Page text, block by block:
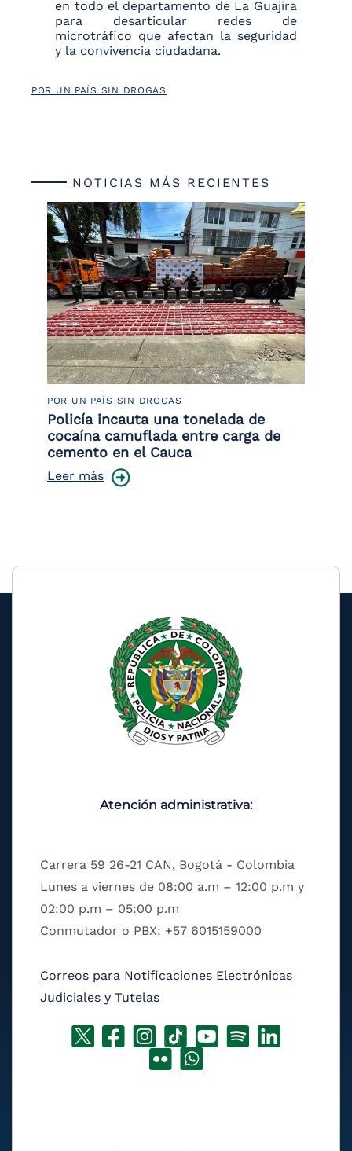
en todo el departamento de La Guajira
para desarticular redes de
microtráfico que afectan la seguridad
y la convivencia ciudadana.
POR UN PAÍS SIN DROGAS
NOTICIAS MÁS RECIENTES
POR UN PAÍS SIN DROGAS
Policía incauta una tonelada de
cocaína camuflada entre carga de
cemento en el Cauca
Leer más
Atención administrativa:
Carrera 59 26-21 CAN, Bogotá - Colombia
Lunes a viernes de 08:00 a.m – 12:00 p.m y
02:00 p.m – 05:00 p.m
Conmutador o PBX: +57 6015159000
Correos para Notificaciones Electrónicas
Judiciales y Tutelas